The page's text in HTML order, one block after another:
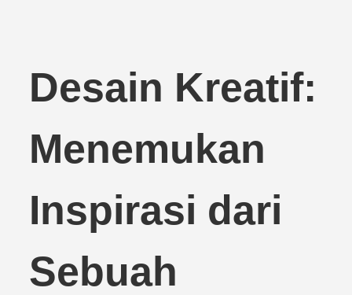
Desain Kreatif:
Menemukan
Inspirasi dari
Sebuah